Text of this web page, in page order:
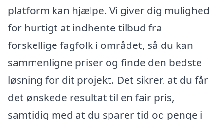
platform kan hjælpe. Vi giver dig mulighed
for hurtigt at indhente tilbud fra
forskellige fagfolk i området, så du kan
sammenligne priser og finde den bedste
løsning for dit projekt. Det sikrer, at du får
det ønskede resultat til en fair pris,
samtidig med at du sparer tid og penge i